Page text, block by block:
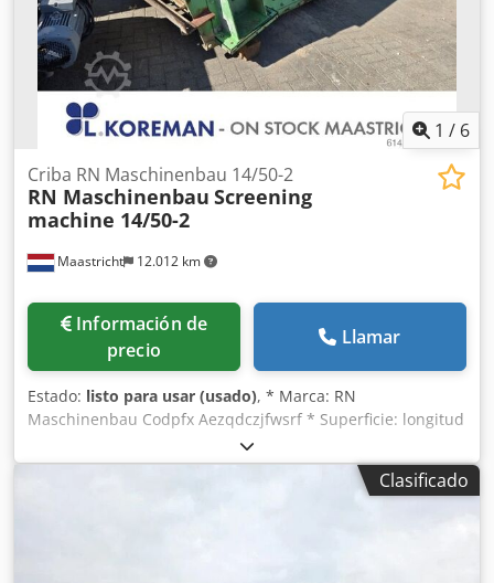
1 / 6
Maastricht 12.012 km
Criba RN Maschinenbau 14/50-2
RN Maschinenbau Screening
machine 14/50-2
Información de
precio
Llamar
Estado: listo para usar (usado), * Marca: RN
Maschinenbau Codpfx Aezqdczjfwsrf * Superficie: longitud
5000 mm, anchura 1400 mm – 2 plataformas *
Motorización: motor eléctrico de 15 kW
Clasificado